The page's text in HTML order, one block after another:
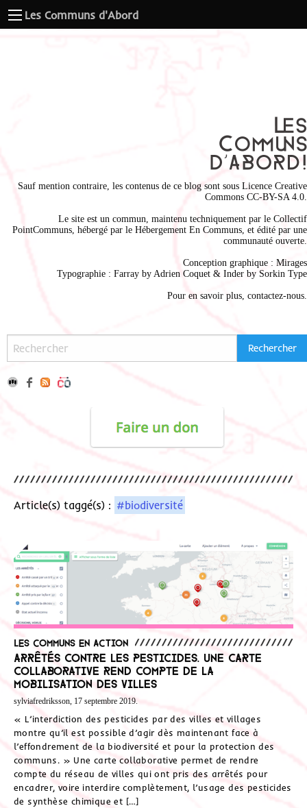
Les Communs d'Abord
Sauf mention contraire, les contenus de ce blog sont sous Licence Creative
Commons CC-BY-SA 4.0
Le site est un commun, maintenu techniquement par le Collectif
PointCommuns , hébergé par le Hébergement En Communs , et édité par une
communauté ouverte.
Conception graphique : Mirages
Typographie : Farray by Adrien Coquet & Inder by Sorkin Type
Pour en savoir plus, contactez-nous
Article(s) taggé(s) : #biodiversité
Les communs en action
Arrêtés contre les pesticides. Une carte
collaborative rend compte de la
mobilisation des villes
sylviafredriksson, 17 septembre 2019.
« L’interdiction des pesticides par des villes et villages
montre qu’il est possible d’agir dès maintenant face à
l’effondrement de la biodiversité et pour la protection des
communs. » Une carte collaborative permet de rendre
compte du réseau de villes qui ont pris des arrêtés pour
encadrer, voire interdire complètement, l’usage des pesticides
de synthèse chimique et […]